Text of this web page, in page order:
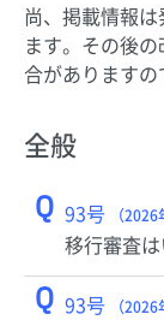
尚、掲載情報
ます。その後
合がありますの
全般
Q 93号 （2026
移行審査
Q 93号 （2026